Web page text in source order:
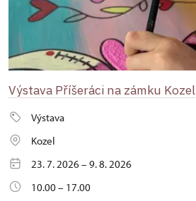
Výstava Příšeráci na zámku Kozel
Výstava
Kozel
23. 7. 2026 – 9. 8. 2026
10.00 – 17.00